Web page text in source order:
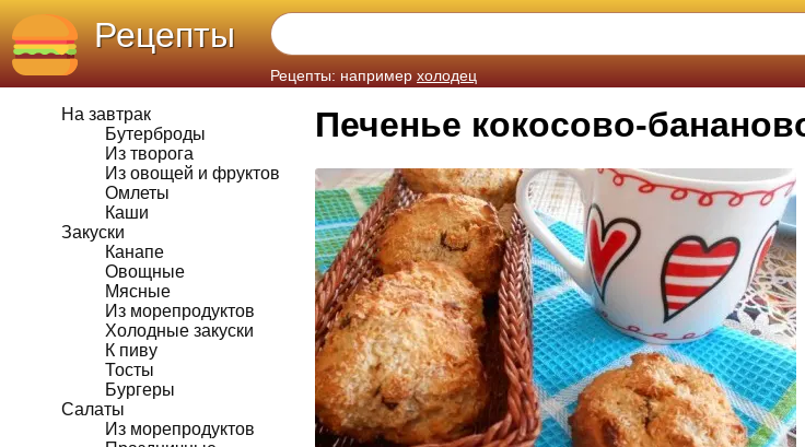
Рецепты
Рецепты: например холодец
На завтрак
Бутерброды
Из творога
Из овощей и фруктов
Омлеты
Каши
Закуски
Канапе
Овощные
Мясные
Из морепродуктов
Холодные закуски
К пиву
Тосты
Бургеры
Салаты
Из морепродуктов
Печенье кокосово-